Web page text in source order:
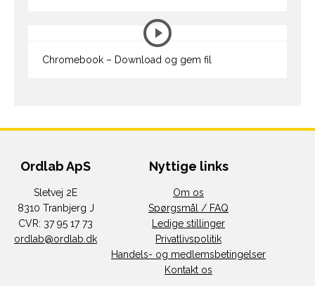
Chromebook – Download og gem fil
Ordlab ApS
Sletvej 2E
8310 Tranbjerg J
CVR: 37 95 17 73
ordlab@ordlab.dk
Nyttige links
Om os
Spørgsmål / FAQ
Ledige stillinger
Privatlivspolitik
Handels- og medlemsbetingelser
Kontakt os